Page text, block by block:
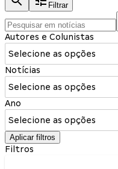
Filtrar
Autores e Colunistas
Selecione as opções
Notícias
Selecione as opções
Ano
Selecione as opções
Aplicar filtros
Filtros